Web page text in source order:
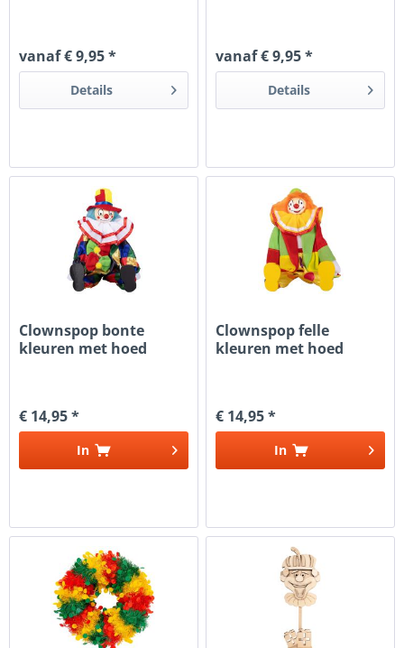
vanaf € 9,95 *
Details
vanaf € 9,95 *
Details
Clownspop bonte
kleuren met hoed
€ 14,95 *
In
Clownspop felle
kleuren met hoed
€ 14,95 *
In